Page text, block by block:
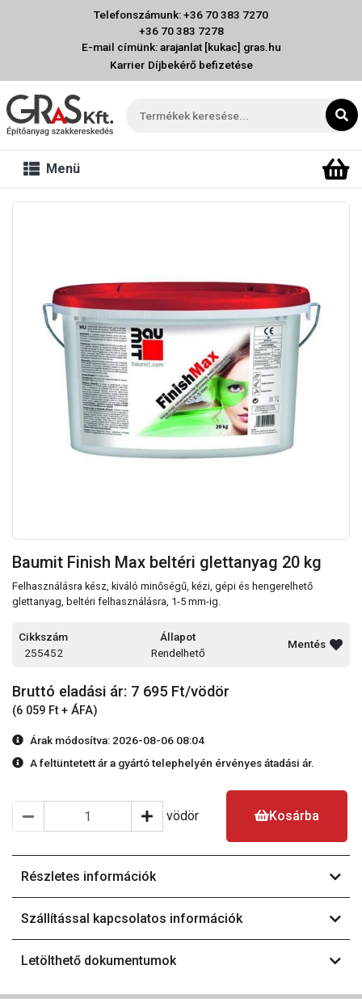
Telefonszámunk: +36 70 383 7270
+36 70 383 7278
E-mail címünk: arajanlat [kukac] gras.hu
Karrier Díjbekérő befizetése
Menü
Baumit Finish Max beltéri glettanyag 20 kg
Felhasználásra kész, kiváló minőségű, kézi, gépi és hengerelhető
glettanyag, beltéri felhasználásra, 1-5 mm-ig.
Cikkszám
255452
Állapot
Rendelhető
Mentés
Bruttó eladási ár: 7 695Ft/vödör
(6 059 Ft + ÁFA)
Árak módosítva: 2026-08-06 08:04
A feltüntetett ár a gyártó telephelyén érvényes átadási ár.
vödör Kosárba
Részletes információk
Szállítással kapcsolatos információk
Letölthető dokumentumok